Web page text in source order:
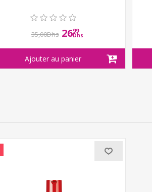
35,00Dhs 2699
Dhs